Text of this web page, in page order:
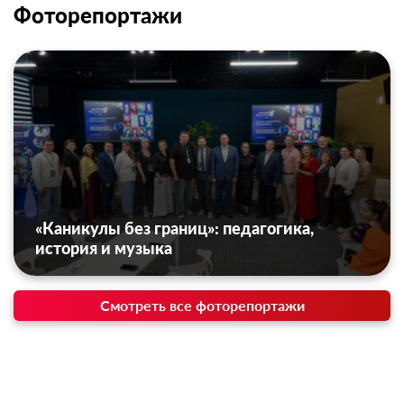
Фоторепортажи
«Каникулы без границ»: педагогика,
история и музыка
Смотреть все фоторепортажи